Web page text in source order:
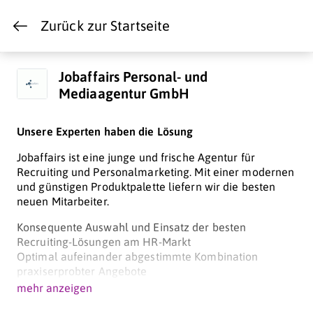
Zurück zur Startseite
Jobaffairs Personal- und
Mediaagentur GmbH
Unsere Experten haben die Lösung
Jobaffairs ist eine junge und frische Agentur für
Recruiting und Personalmarketing. Mit einer modernen
und günstigen Produktpalette liefern wir die besten
neuen Mitarbeiter.
Konsequente Auswahl und Einsatz der besten
Recruiting-Lösungen am HR-Markt
Optimal aufeinander abgestimmte Kombination
praxiserprobter Angebote
Jobaffairs bietet sichere Orientierung im
mehr anzeigen